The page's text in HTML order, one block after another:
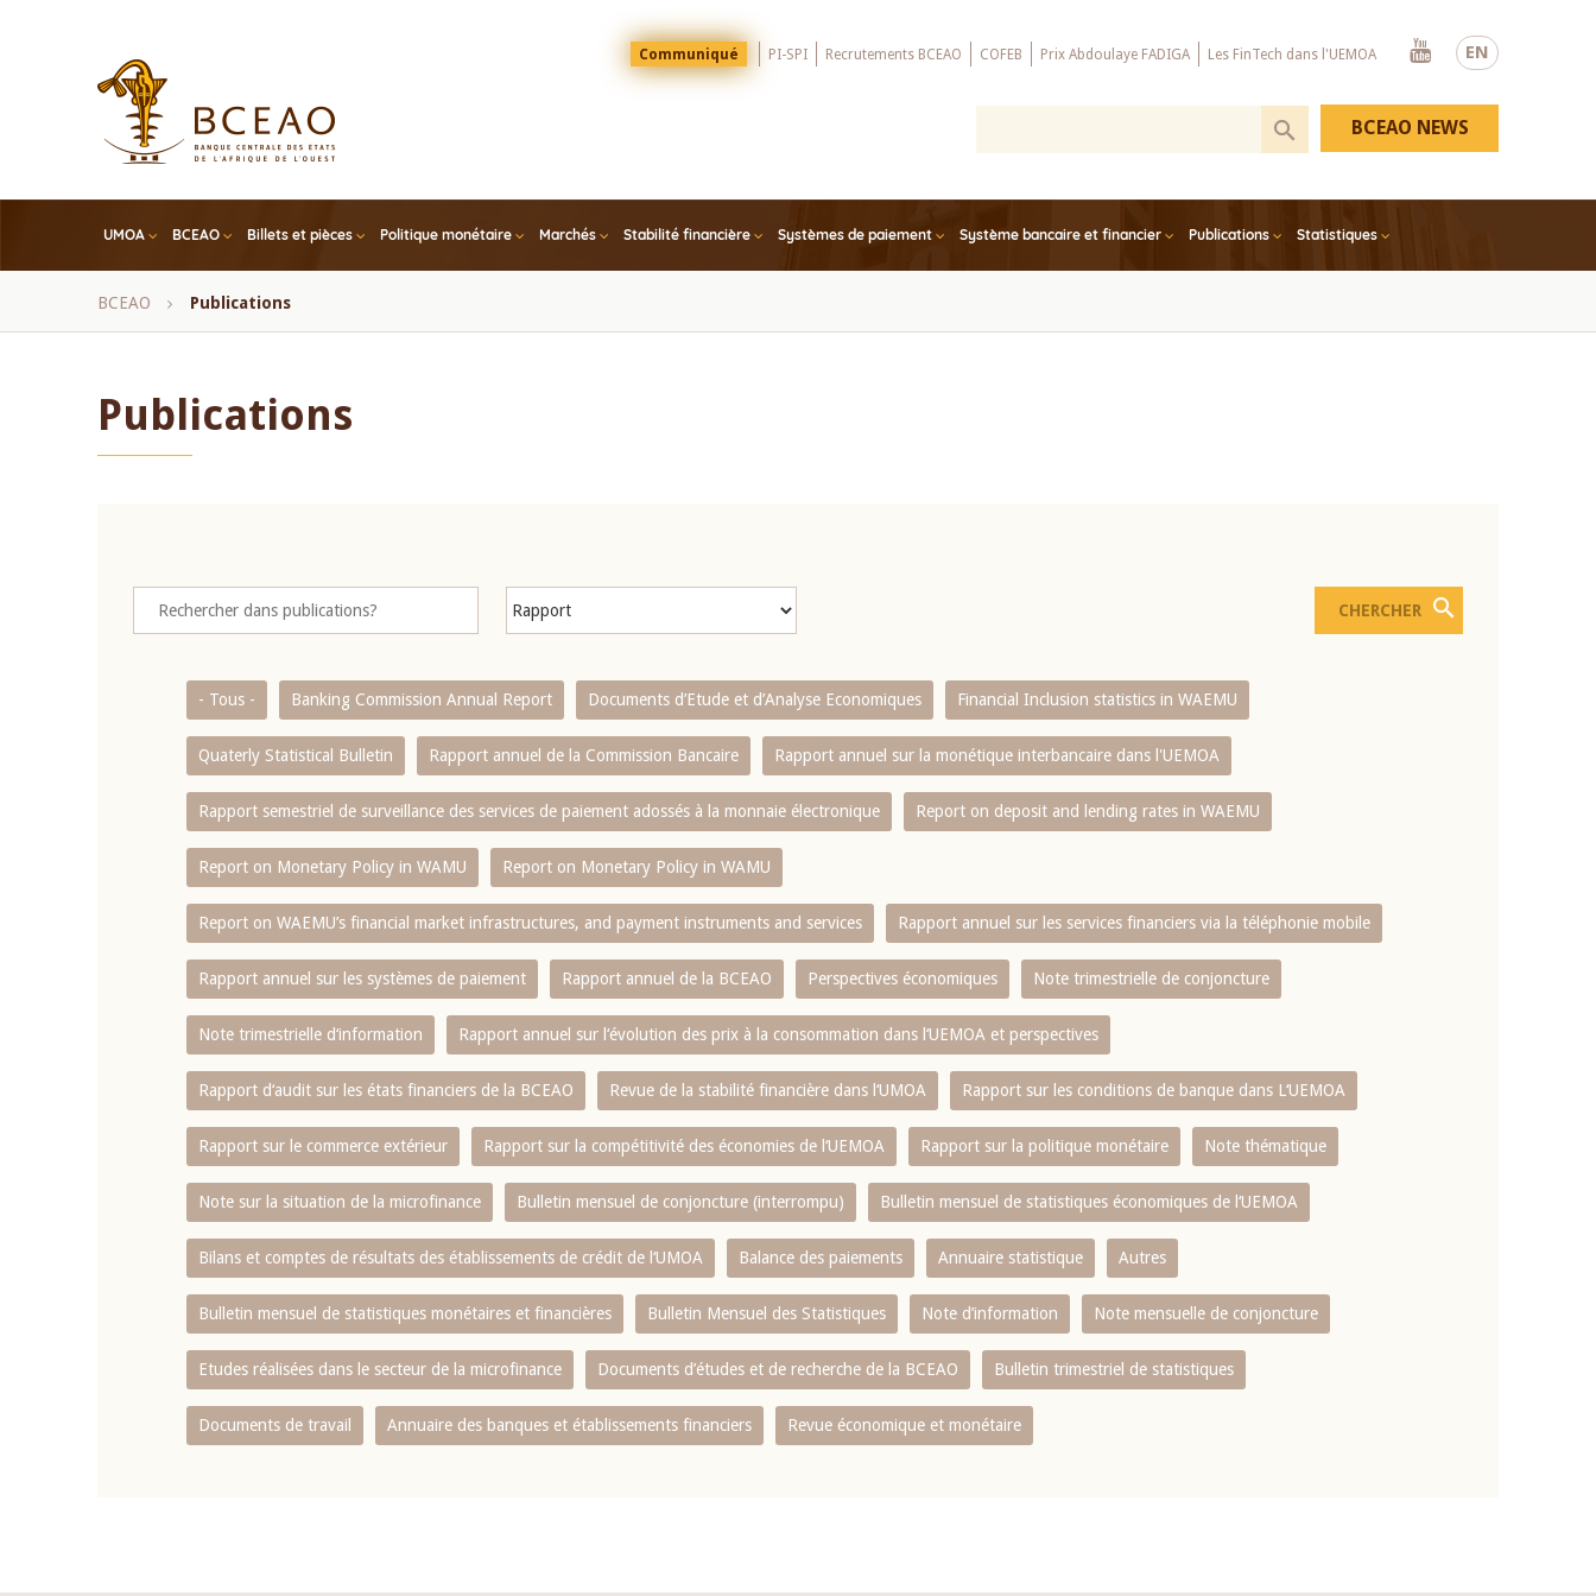
EN
Menu
Top
Communiqué PI-SPI Recrutements BCEAO COFEB Prix Abdoulaye FADIGA Les FinTech dans l'UEMOA
Youtube
UMOA BCEAO Billets et pièces Politique monétaire Marchés Stabilité financière Systèmes de paiement Système bancaire et financier Publications Statistiques
BCEAO NEWS
Fil
BCEAO Publications
Publications
- Tous - Banking Commission Annual Report Documents d’Etude et d’Analyse Economiques Financial Inclusion statistics in WAEMU
Quaterly Statistical Bulletin Rapport annuel de la Commission Bancaire Rapport annuel sur la monétique interbancaire dans l'UEMOA
Rapport semestriel de surveillance des services de paiement adossés à la monnaie électronique Report on deposit and lending rates in WAEMU
Report on Monetary Policy in WAMU Report on Monetary Policy in WAMU
Report on WAEMU’s financial market infrastructures, and payment instruments and services Rapport annuel sur les services financiers via la téléphonie mobile
Rapport annuel sur les systèmes de paiement Rapport annuel de la BCEAO Perspectives économiques Note trimestrielle de conjoncture
Note trimestrielle d‘information Rapport annuel sur l‘évolution des prix à la consommation dans l‘UEMOA et perspectives
Rapport d‘audit sur les états financiers de la BCEAO Revue de la stabilité financière dans l‘UMOA Rapport sur les conditions de banque dans L‘UEMOA
Rapport sur le commerce extérieur Rapport sur la compétitivité des économies de l‘UEMOA Rapport sur la politique monétaire Note thématique
Note sur la situation de la microfinance Bulletin mensuel de conjoncture (interrompu) Bulletin mensuel de statistiques économiques de l‘UEMOA
Bilans et comptes de résultats des établissements de crédit de l‘UMOA Balance des paiements Annuaire statistique Autres
Bulletin mensuel de statistiques monétaires et financières Bulletin Mensuel des Statistiques Note d’information Note mensuelle de conjoncture
Etudes réalisées dans le secteur de la microfinance Documents d’études et de recherche de la BCEAO Bulletin trimestriel de statistiques
Documents de travail Annuaire des banques et établissements financiers Revue économique et monétaire